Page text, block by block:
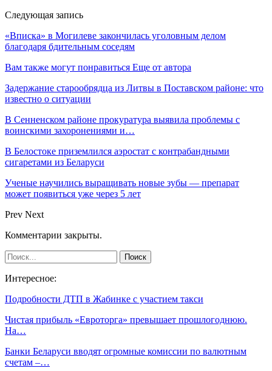
Следующая запись
«Вписка» в Могилеве закончилась уголовным делом
благодаря бдительным соседям
Вам также могут понравиться Еще от автора
Задержание старообрядца из Литвы в Поставском районе: что
известно о ситуации
В Сенненском районе прокуратура выявила проблемы с
воинскими захоронениями и…
В Белостоке приземлился аэростат с контрабандными
сигаретами из Беларуси
Ученые научились выращивать новые зубы — препарат
может появиться уже через 5 лет
Prev Next
Комментарии закрыты.
Интересное:
Подробности ДТП в Жабинке с участием такси
Чистая прибыль «Евроторга» превышает прошлогоднюю.
На…
Банки Беларуси вводят огромные комиссии по валютным
счетам –…